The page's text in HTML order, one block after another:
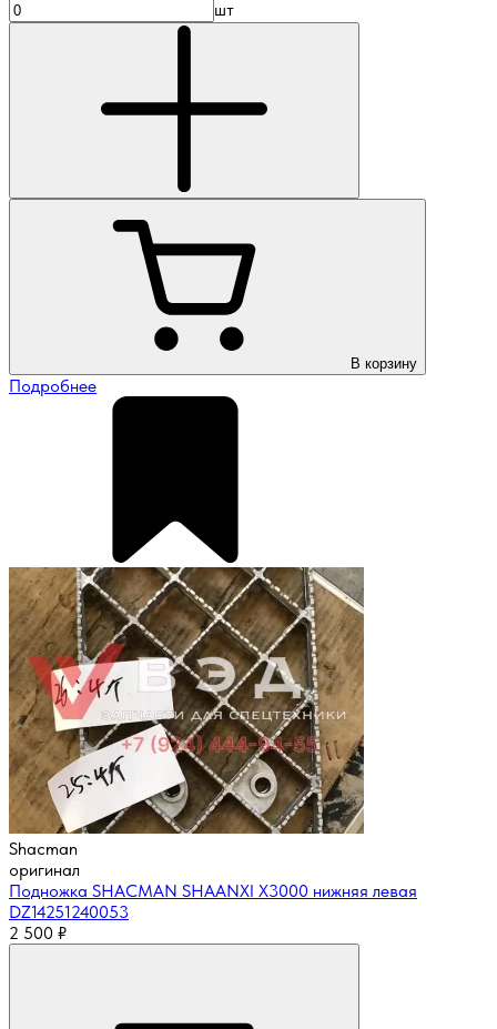
шт
В корзину
Подробнее
Shacman
оригинал
Подножка SHACMAN SHAANXI X3000 нижняя левая
DZ14251240053
2 500 ₽